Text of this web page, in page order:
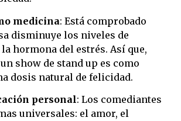
medicina: Está comprobado
disminuye los niveles de
hormona del estrés. Así que,
show de stand up es como
dosis natural de felicidad.
personal: Los comediantes
universales: el amor, el